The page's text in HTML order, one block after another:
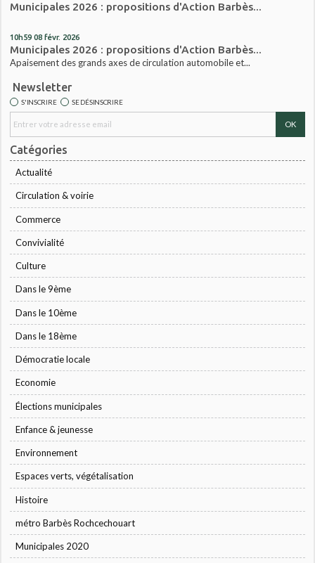
Municipales 2026 : propositions d'Action Barbès...
10h59 08 févr. 2026
Municipales 2026 : propositions d'Action Barbès...
Apaisement des grands axes de circulation automobile et...
Newsletter
S'INSCRIRE SE DÉSINSCRIRE
Catégories
Actualité
Circulation & voirie
Commerce
Convivialité
Culture
Dans le 9ème
Dans le 10ème
Dans le 18ème
Démocratie locale
Economie
Élections municipales
Enfance & jeunesse
Environnement
Espaces verts, végétalisation
Histoire
métro Barbès Rochcechouart
Municipales 2020